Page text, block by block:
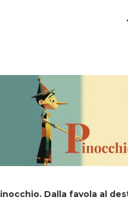
Dalla favola al